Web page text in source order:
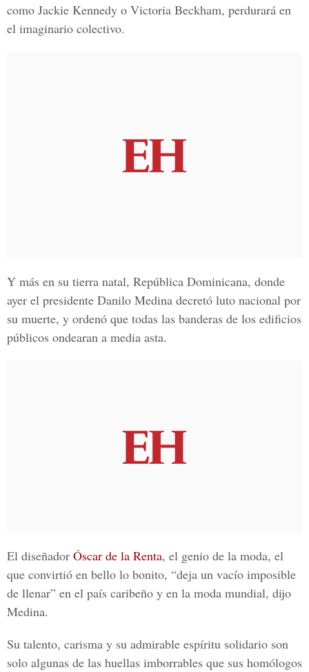
como Jackie Kennedy o Victoria Beckham, perdurará en
el imaginario colectivo.
Y más en su tierra natal, República Dominicana, donde
ayer el presidente Danilo Medina decretó luto nacional por
su muerte, y ordenó que todas las banderas de los edificios
públicos ondearan a media asta.
El diseñador Óscar de la Renta, el genio de la moda, el
que convirtió en bello lo bonito, “deja un vacío imposible
de llenar” en el país caribeño y en la moda mundial, dijo
Medina.
Su talento, carisma y su admirable espíritu solidario son
solo algunas de las huellas imborrables que sus homólogos